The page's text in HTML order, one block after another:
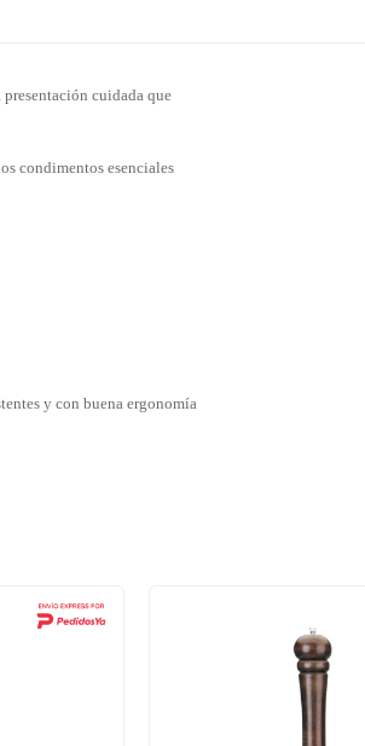
cuidada que
condimentos esenciales
y con buena ergonomía